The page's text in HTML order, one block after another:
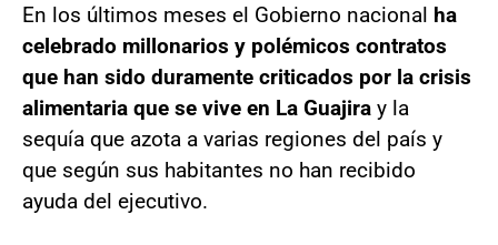
En los últimos meses el Gobierno nacional ha
celebrado millonarios y polémicos contratos
que han sido duramente criticados por la crisis
alimentaria que se vive en La Guajira y la
sequía que azota a varias regiones del país y
que según sus habitantes no han recibido
ayuda del ejecutivo.